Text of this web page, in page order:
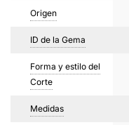
Origen
ID de la Gema
Forma y estilo del
Corte
Medidas